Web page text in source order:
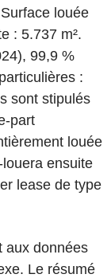
louée
: 5.737 m².
99,9 %
:
sont stipulés
part
louée
ensuite
lease de type
aux données
Le résumé